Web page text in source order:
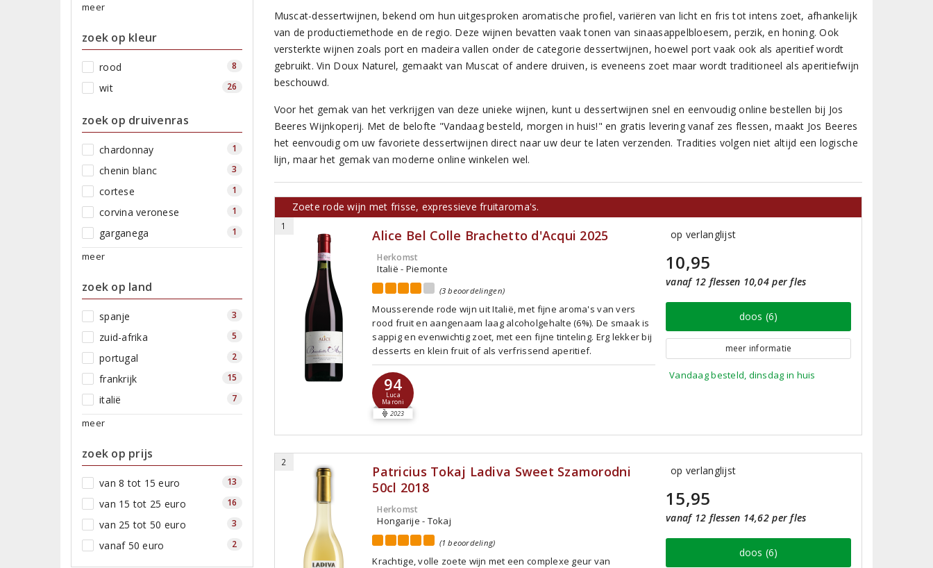
meer
zoek op kleur
rood 8
wit 26
zoek op druivenras
chardonnay 1
chenin blanc 3
cortese 1
corvina veronese 1
garganega 1
meer
zoek op land
spanje 3
zuid-afrika 5
portugal 2
frankrijk 15
italië 7
meer
zoek op prijs
van 8 tot 15 euro 13
van 15 tot 25 euro 16
van 25 tot 50 euro 3
vanaf 50 euro 2
Muscat-dessertwijnen, bekend om hun uitgesproken aromatische profiel, variëren van licht en fris tot intens zoet, afhankelijk
van de productiemethode en de regio. Deze wijnen bevatten vaak tonen van sinaasappelbloesem, perzik, en honing. Ook
versterkte wijnen zoals port en madeira vallen onder de categorie dessertwijnen, hoewel port vaak ook als aperitief wordt
gebruikt. Vin Doux Naturel, gemaakt van Muscat of andere druiven, is eveneens zoet maar wordt traditioneel als aperitiefwijn
beschouwd.
Voor het gemak van het verkrijgen van deze unieke wijnen, kunt u dessertwijnen snel en eenvoudig online bestellen bij Jos
Beeres Wijnkoperij. Met de belofte "Vandaag besteld, morgen in huis!" en gratis levering vanaf zes flessen, maakt Jos Beeres
het eenvoudig om uw favoriete dessertwijnen direct naar uw deur te laten verzenden. Tradities volgen niet altijd een logische
lijn, maar het gemak van moderne online winkelen wel.
Zoete rode wijn met frisse, expressieve fruitaroma's.
1
Alice Bel Colle Brachetto d'Acqui 2025
Herkomst
Italië - Piemonte
(3 beoordelingen)
Mousserende rode wijn uit Italië, met fijne aroma's van vers
rood fruit en aangenaam laag alcoholgehalte (6%). De smaak is
sappig en evenwichtig zoet, met een fijne tinteling. Erg lekker bij
desserts en klein fruit of als verfrissend aperitief.
94
Luca
Maroni
2023
op verlanglijst
10,95
vanaf 12 flessen 10,04 per fles
doos (6)
meer informatie
Vandaag besteld, dinsdag in huis
2
Patricius Tokaj Ladiva Sweet Szamorodni
50cl 2018
Herkomst
Hongarije - Tokaj
(1 beoordeling)
Krachtige, volle zoete wijn met een complexe geur van
op verlanglijst
15,95
vanaf 12 flessen 14,62 per fles
doos (6)